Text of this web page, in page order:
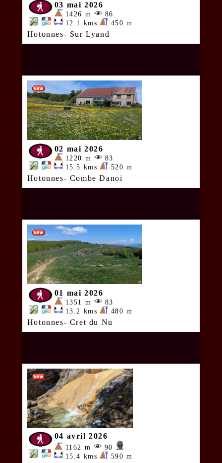
03 mai 2026
1426 m
86
12.1 kms
450 m
Hotonnes- Sur Lyand
02 mai 2026
1220 m
83
15.5 kms
520 m
Hotonnes- Combe Danoi
01 mai 2026
1351 m
83
13.2 kms
480 m
Hotonnes- Cret du Nu
04 avril 2026
1162 m
90
15.4 kms
590 m